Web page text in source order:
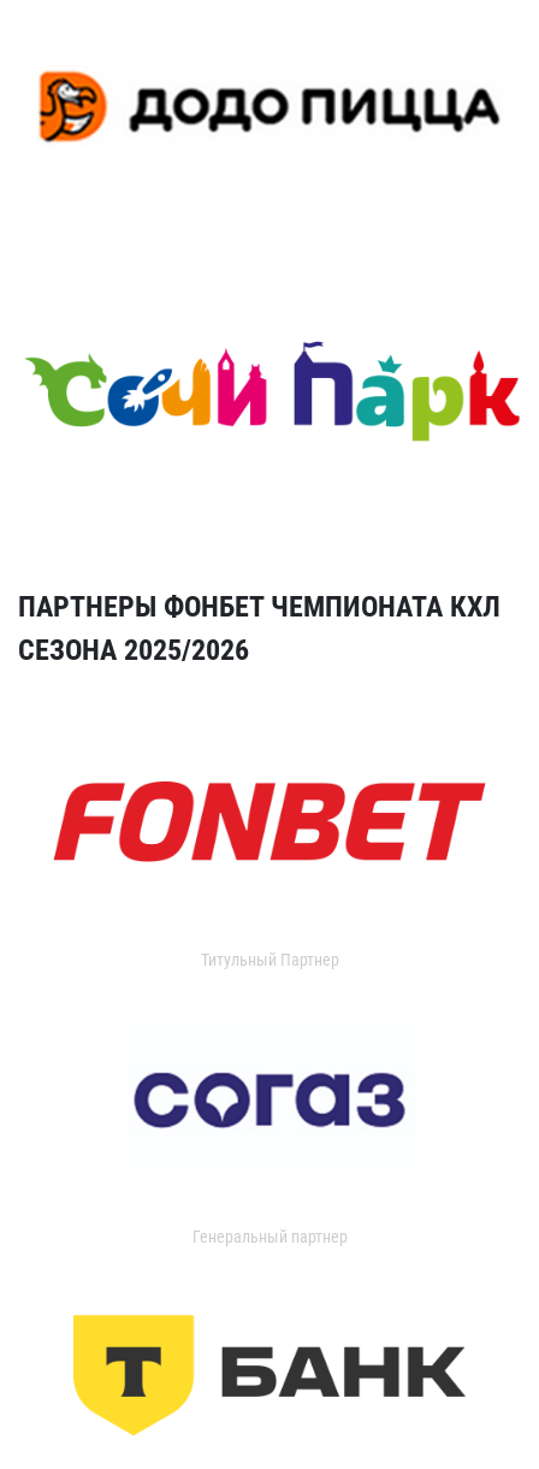
ПАРТНЕРЫ ФОНБЕТ ЧЕМПИОНАТА КХЛ
СЕЗОНА 2025/2026
Титульный Партнер
Генеральный партнер